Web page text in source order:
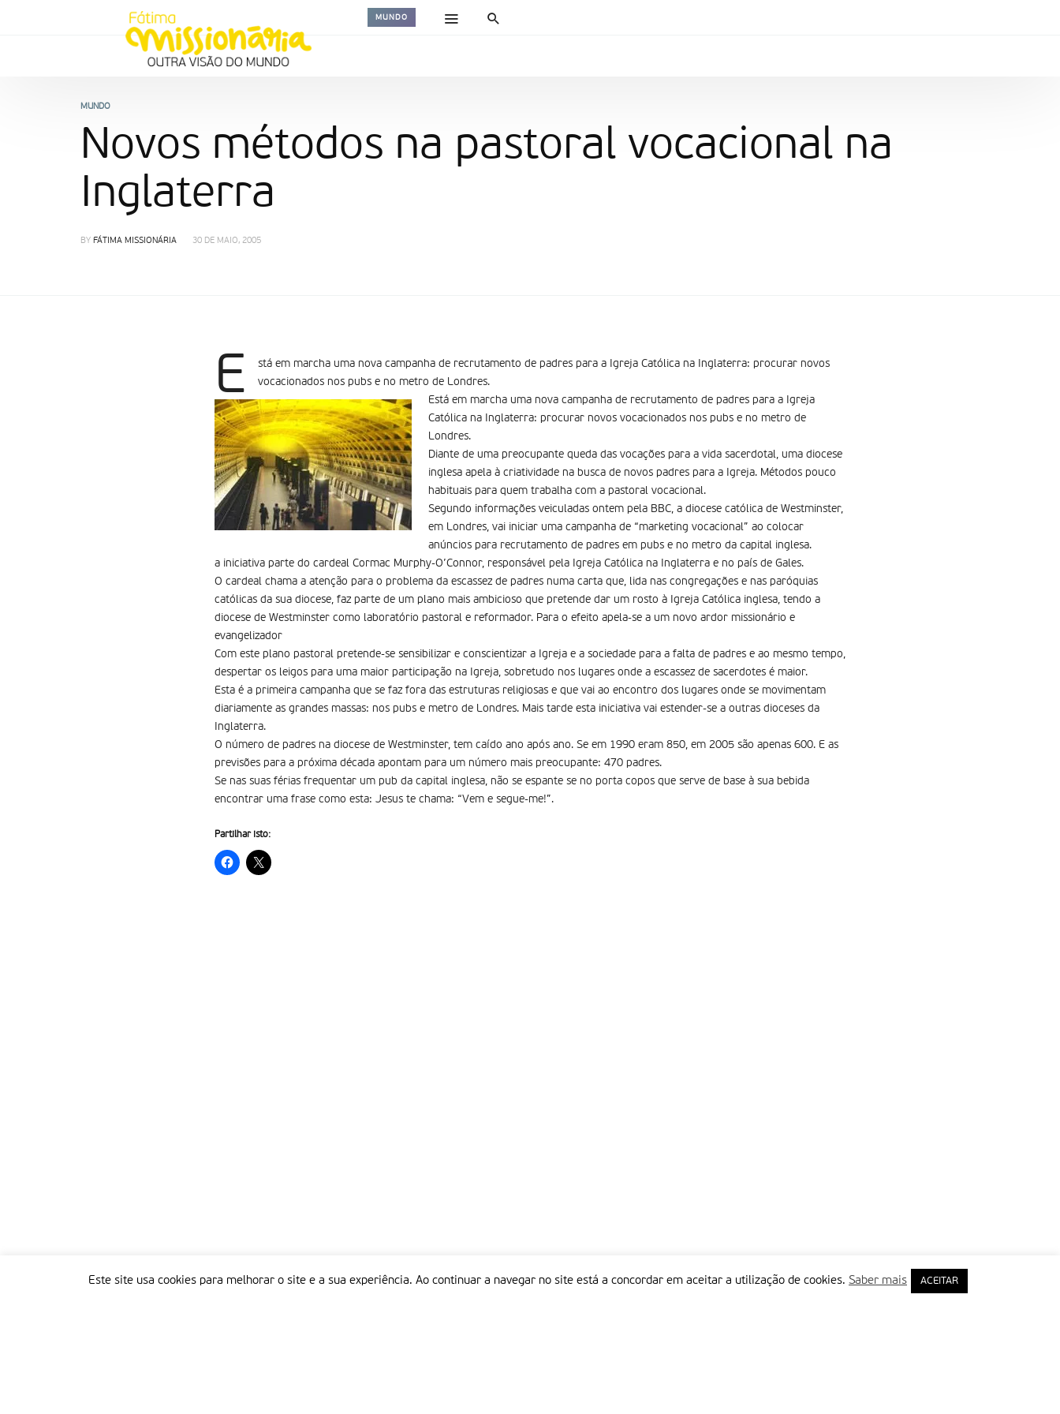
MUNDO
MUNDO
Novos métodos na pastoral vocacional na
Inglaterra
BY FÁTIMA MISSIONÁRIA 30 DE MAIO, 2005
E
stá em marcha uma nova campanha de recrutamento de padres para a Igreja Católica na Inglaterra: procurar novos
vocacionados nos pubs e no metro de Londres.
Está em marcha uma nova campanha de recrutamento de padres para a Igreja
Católica na Inglaterra: procurar novos vocacionados nos pubs e no metro de
Londres.
Diante de uma preocupante queda das vocações para a vida sacerdotal, uma diocese
inglesa apela à criatividade na busca de novos padres para a Igreja. Métodos pouco
habituais para quem trabalha com a pastoral vocacional.
Segundo informações veiculadas ontem pela BBC, a diocese católica de Westminster,
em Londres, vai iniciar uma campanha de “marketing vocacional” ao colocar
anúncios para recrutamento de padres em pubs e no metro da capital inglesa.
a iniciativa parte do cardeal Cormac Murphy-O’Connor, responsável pela Igreja Católica na Inglaterra e no país de Gales.
O cardeal chama a atenção para o problema da escassez de padres numa carta que, lida nas congregações e nas paróquias
católicas da sua diocese, faz parte de um plano mais ambicioso que pretende dar um rosto à Igreja Católica inglesa, tendo a
diocese de Westminster como laboratório pastoral e reformador. Para o efeito apela-se a um novo ardor missionário e
evangelizador
Com este plano pastoral pretende-se sensibilizar e conscientizar a Igreja e a sociedade para a falta de padres e ao mesmo tempo,
despertar os leigos para uma maior participação na Igreja, sobretudo nos lugares onde a escassez de sacerdotes é maior.
Esta é a primeira campanha que se faz fora das estruturas religiosas e que vai ao encontro dos lugares onde se movimentam
diariamente as grandes massas: nos pubs e metro de Londres. Mais tarde esta iniciativa vai estender-se a outras dioceses da
Inglaterra.
O número de padres na diocese de Westminster, tem caí­do ano após ano. Se em 1990 eram 850, em 2005 são apenas 600. E as
previsões para a próxima década apontam para um número mais preocupante: 470 padres.
Se nas suas férias frequentar um pub da capital inglesa, não se espante se no porta copos que serve de base à sua bebida
encontrar uma frase como esta: Jesus te chama: “Vem e segue-me!”.
Partilhar isto:
Este site usa cookies para melhorar o site e a sua experiência. Ao continuar a navegar no site está a concordar em aceitar a utilização de cookies. Saber mais ACEITAR